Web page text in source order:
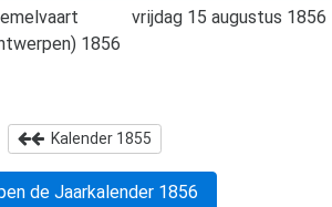
1856
vrijdag 15 augustus 1856
Kalender 1855
de Jaarkalender 1856